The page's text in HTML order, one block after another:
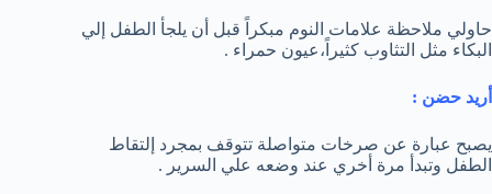
حاولي ملاحظة علامات النوم مبكراً قبل أن يلجأ الطفل إلي
البكاء مثل التثاوب كثيراً،عيون حمراء .
أريد حضن :
يصبح عبارة عن صرخات متواصلة تتوقف بمجرد إلتقاط
الطفل وتبدأ مرة أخري عند وضعه علي السرير .